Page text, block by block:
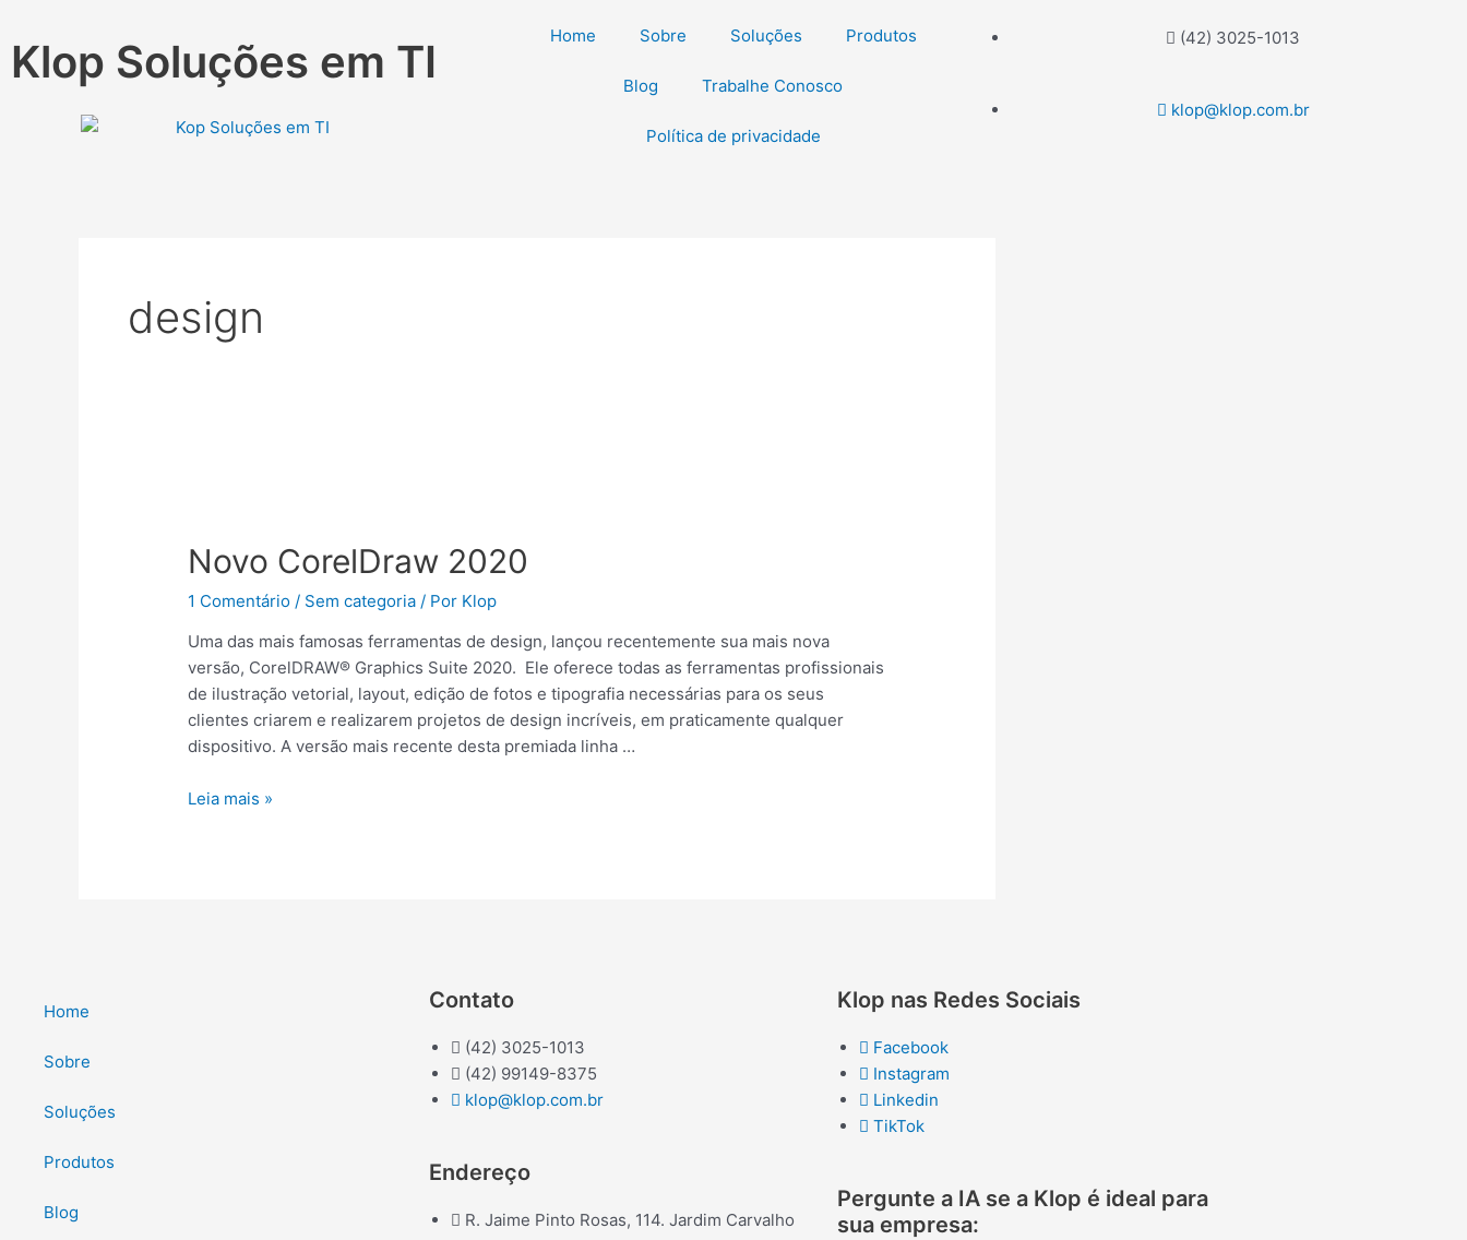
Klop Soluções em TI Home Sobre Soluções Produtos
Blog Trabalhe Conosco
Política de privacidade
(42) 3025-1013
klop@klop.com.br
design
Novo CorelDraw 2020
1 Comentário / Sem categoria / Por Klop
Uma das mais famosas ferramentas de design, lançou recentemente sua mais nova
versão, CorelDRAW® Graphics Suite 2020. Ele oferece todas as ferramentas profissionais
de ilustração vetorial, layout, edição de fotos e tipografia necessárias para os seus
clientes criarem e realizarem projetos de design incríveis, em praticamente qualquer
dispositivo. A versão mais recente desta premiada linha …
2020
Leia mais »
Home
Sobre
Soluções
Produtos
Blog
Contato
(42) 3025-1013
(42) 99149-8375
klop@klop.com.br
Endereço
R. Jaime Pinto Rosas, 114. Jardim Carvalho
Klop nas Redes Sociais
Facebook
Instagram
Linkedin
TikTok
Pergunte a IA se a Klop é ideal para
sua empresa: